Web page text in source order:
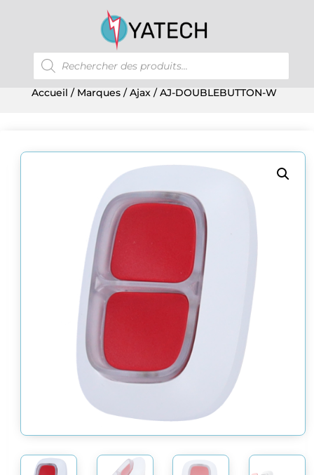
Recherche
de
produits
Accueil / Marques/Ajax/ AJ-DOUBLEBUTTON-W